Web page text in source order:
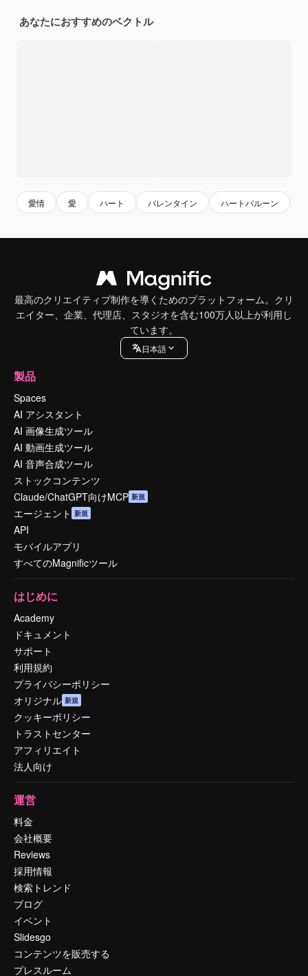
あなたにおすすめのベクトル
愛情 愛 ハート バレンタイン ハートバルーン
最高のクリエイティブ制作を導くためのプラットフォーム。クリ
エイター、企業、代理店、スタジオを含む100万人以上が利用し
ています。
日本語
製品
Spaces
AI アシスタント
AI 画像生成ツール
AI 動画生成ツール
AI 音声合成ツール
ストックコンテンツ
Claude/ChatGPT向けMCP 新規
エージェント 新規
API
モバイルアプリ
すべてのMagnificツール
はじめに
Academy
ドキュメント
サポート
利用規約
プライバシーポリシー
オリジナル 新規
クッキーポリシー
トラストセンター
アフィリエイト
法人向け
運営
料金
会社概要
Reviews
採用情報
検索トレンド
ブログ
イベント
Slidesgo
コンテンツを販売する
プレスルーム